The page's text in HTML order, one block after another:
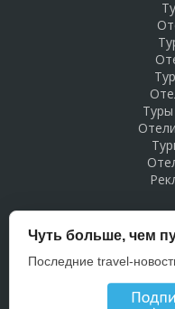
Чуть больше, чем
Последние travel-